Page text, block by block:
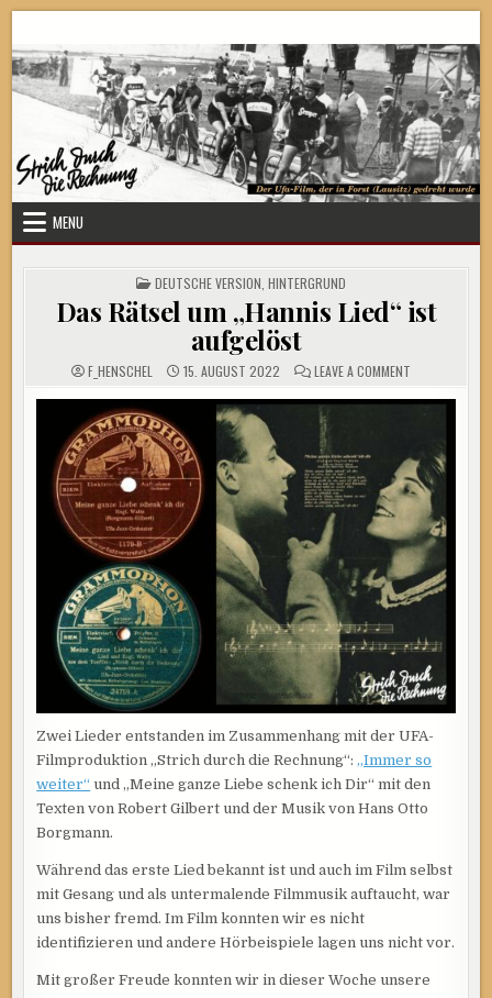
content
Strich durch die Rechnung
MENU
POSTED
IN
DEUTSCHE VERSION HINTERGRUND
Das Rätsel um „Hannis Lied“ ist
aufgelöst
F_HENSCHEL 15. AUGUST 2022 LEAVE A COMMENTON
RÄTSEL
UM
AUFGELÖST
Zwei Lieder entstanden im Zusammenhang mit der UFA-
Filmproduktion „Strich durch die Rechnung“:„Immer so
weiter“ und „Meine ganze Liebe schenk ich Dir“ mit den
Texten von Robert Gilbert und der Musik von Hans Otto
Borgmann.
Während das erste Lied bekannt ist und auch im Film selbst
mit Gesang und als untermalende Filmmusik auftaucht, war
uns bisher fremd. Im Film konnten wir es nicht
identifizieren und andere Hörbeispiele lagen uns nicht vor.
Mit großer Freude konnten wir in dieser Woche unsere